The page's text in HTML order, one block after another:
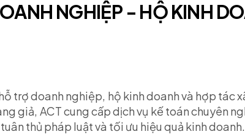
NGHIỆP - HỘ KINH
trợ doanh nghiệp, hộ kinh doanh và hợp tác
giả, ACT cung cấp dịch vụ kế toán chuyên
thủ pháp luật và tối ưu hiệu quả kinh doanh.